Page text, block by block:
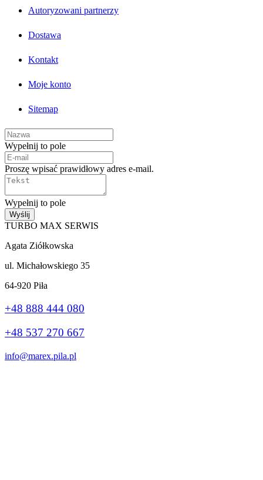
Autoryzowani partnerzy
Dostawa
Kontakt
Moje konto
Sitemap
Wypełnij to pole
Proszę wpisać prawidłowy adres e-mail.
Wypełnij to pole
Wyślij
TURBO MAX SERWIS
Agata Ziółkowska
ul. Michałowskiego 35
64-920 Piła
+48 888 444 080
+48 537 270 667
info@marex.pila.pl